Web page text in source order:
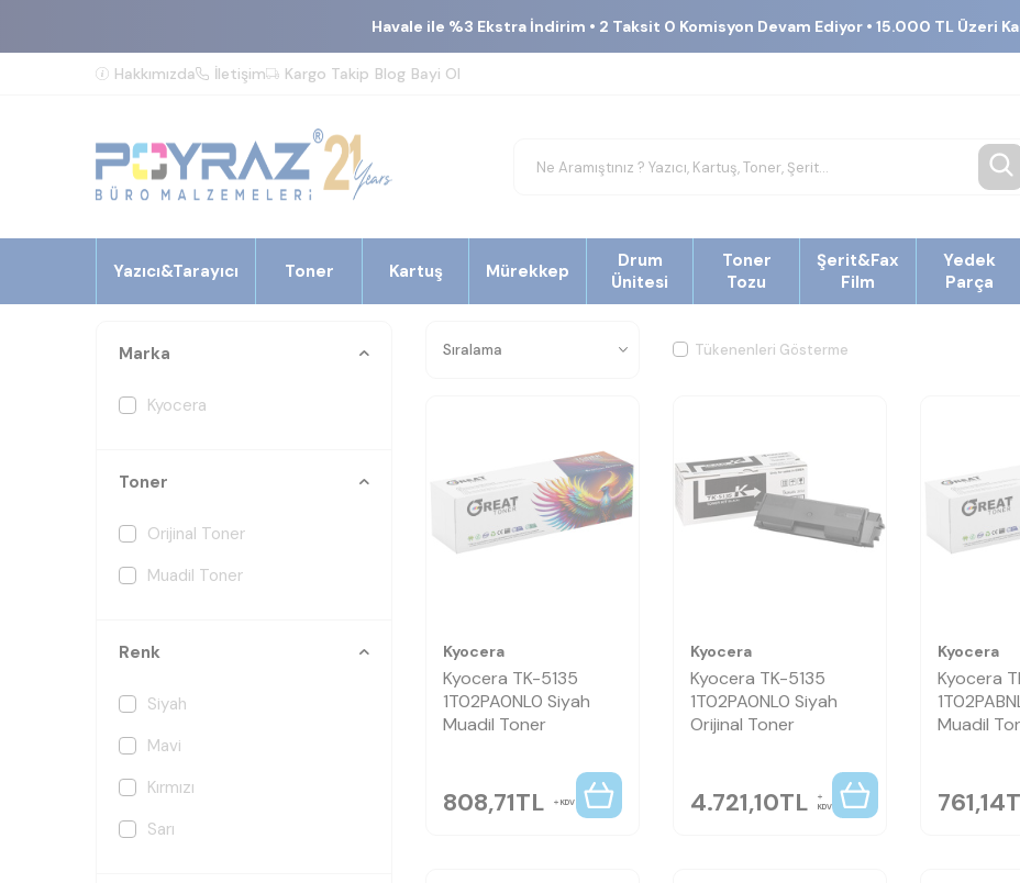
Havale ile %3 Ekstra İndirim • 2 Taksit 0 Komisyon Devam Ediyor • 15.000 TL Üzeri
Hakkımızda İletişim Kargo Takip Blog Bayi Ol
Yazıcı&Tarayıcı Toner Kartuş Mürekkep
Drum
Ünitesi
Toner
Tozu
Şerit&Fax
Film
Yedek
Parça
Marka
Kyocera
Toner
Orijinal Toner
Muadil Toner
Renk
Siyah
Mavi
Kırmızı
Sarı
Tükenenleri Gösterme
Kyocera
Kyocera TK-5135
1T02PA0NL0 Siyah
Muadil Toner
808,71TL KDV
Kyocera
Kyocera TK-5135
1T02PA0NL0 Siyah
Orijinal Toner
4.721,10TL KDV
Kyocera
Kyocera
Muadil
761,14